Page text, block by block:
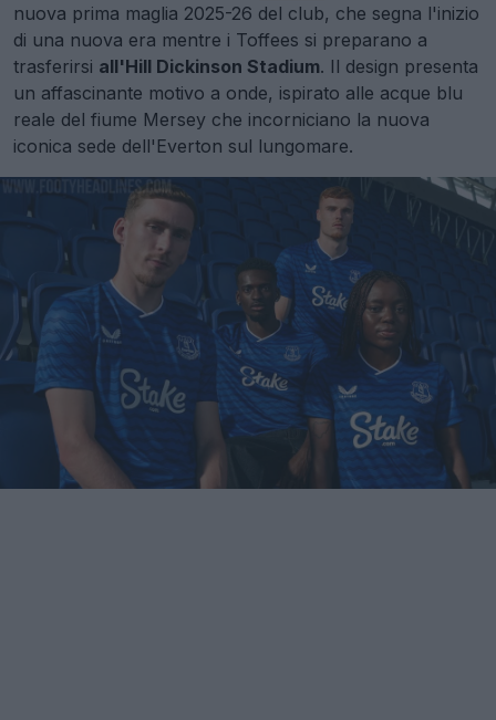
nuova prima maglia 2025-26 del club, che segna l'inizio
di una nuova era mentre i Toffees si preparano a
trasferirsi all'Hill Dickinson Stadium. Il design presenta
un affascinante motivo a onde, ispirato alle acque blu
reale del fiume Mersey che incorniciano la nuova
iconica sede dell'Everton sul lungomare.